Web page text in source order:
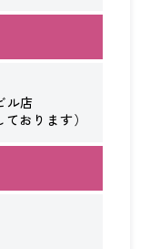
ル店
おります）